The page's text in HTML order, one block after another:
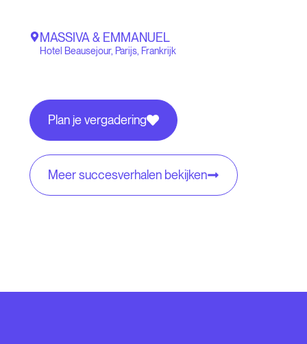
MASSIVA & EMMANUEL
Hotel Beausejour, Parijs, Frankrijk
Plan je vergadering
Meer succesverhalen bekijken